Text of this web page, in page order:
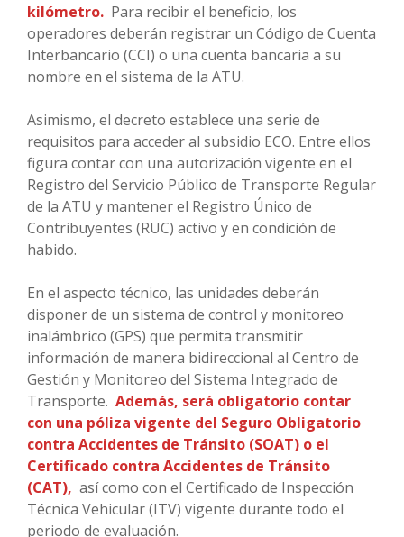
kilómetro. Para recibir el beneficio, los
operadores deberán registrar un Código de Cuenta
Interbancario (CCI) o una cuenta bancaria a su
nombre en el sistema de la ATU.
Asimismo, el decreto establece una serie de
requisitos para acceder al subsidio ECO. Entre ellos
figura contar con una autorización vigente en el
Registro del Servicio Público de Transporte Regular
de la ATU y mantener el Registro Único de
Contribuyentes (RUC) activo y en condición de
habido.
En el aspecto técnico, las unidades deberán
disponer de un sistema de control y monitoreo
inalámbrico (GPS) que permita transmitir
información de manera bidireccional al Centro de
Gestión y Monitoreo del Sistema Integrado de
Transporte. Además, será obligatorio contar
con una póliza vigente del Seguro Obligatorio
contra Accidentes de Tránsito (SOAT) o el
Certificado contra Accidentes de Tránsito
(CAT), así como con el Certificado de Inspección
Técnica Vehicular (ITV) vigente durante todo el
periodo de evaluación.